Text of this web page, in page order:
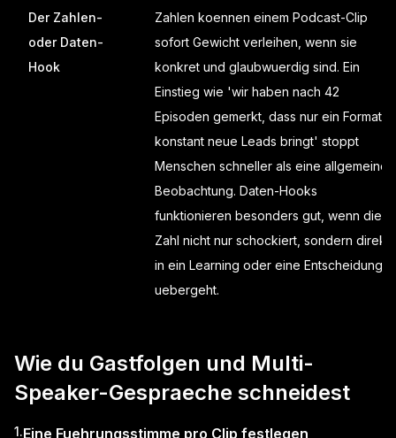
Der Zahlen-
oder Daten-
Hook
Zahlen koennen einem Podcast-Clip
sofort Gewicht verleihen, wenn sie
konkret und glaubwuerdig sind. Ein
Einstieg wie 'wir haben nach 42
Episoden gemerkt, dass nur ein Format
konstant neue Leads bringt' stoppt
Menschen schneller als eine allgemeine
Beobachtung. Daten-Hooks
funktionieren besonders gut, wenn die
Zahl nicht nur schockiert, sondern direkt
in ein Learning oder eine Entscheidung
uebergeht.
Wie du Gastfolgen und Multi-
Speaker-Gespraeche schneidest
1.Eine Fuehrungsstimme pro Clip festlegen